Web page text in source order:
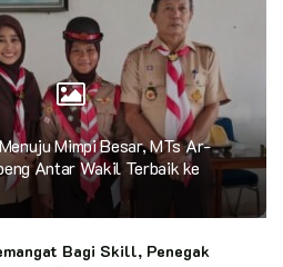
Mimpi Besar, MTs Ar-
Antar Wakil Terbaik ke
Bagi Skill, Penegak